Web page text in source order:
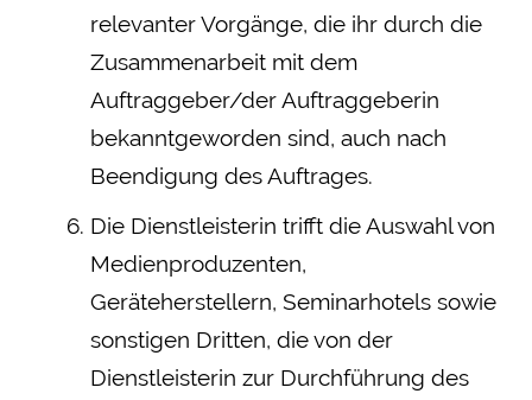
relevanter Vorgänge, die ihr durch die
Zusammenarbeit mit dem
Auftraggeber/der Auftraggeberin
bekanntgeworden sind, auch nach
Beendigung des Auftrages.
Die Dienstleisterin trifft die Auswahl von
Medienproduzenten,
Geräteherstellern, Seminarhotels sowie
sonstigen Dritten, die von der
Dienstleisterin zur Durchführung des